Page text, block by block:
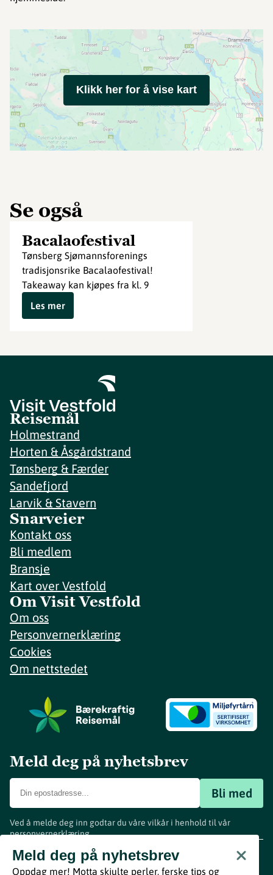
Klikk her for å vise kart
Se også
Bacalaofestival
Tønsberg Sjømannsforenings
tradisjonsrike Bacalaofestival!
Takeaway kan kjøpes fra kl. 9
Les mer
Reisemål
Holmestrand
Horten & Åsgårdstrand
Tønsberg & Færder
Sandefjord
Larvik & Stavern
Snarveier
Kontakt oss
Bli medlem
Bransje
Kart over Vestfold
Om Visit Vestfold
Om oss
Personvernerklæring
Cookies
Om nettstedet
Meld deg på nyhetsbrev
Bli med
Ved å melde deg inn godtar du våre vilkår i henhold til vår
personvernerklæring.
Meld deg på nyhetsbrev
Oppdag mer! Motta skjulte perler, ferske tips og
www.visitvestfold.com
Turistinformasjon